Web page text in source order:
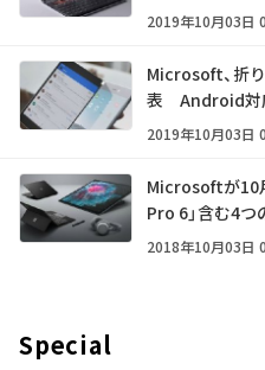
2019年10月03日
Microsoft、折
表 Android対
2019年10月03日
Microsoftが10
Pro 6」含む4
2018年10月03日
Special